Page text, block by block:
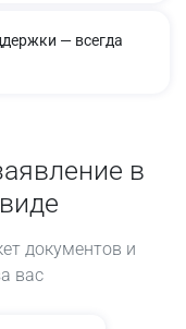
— всегда
в
документов и
вас